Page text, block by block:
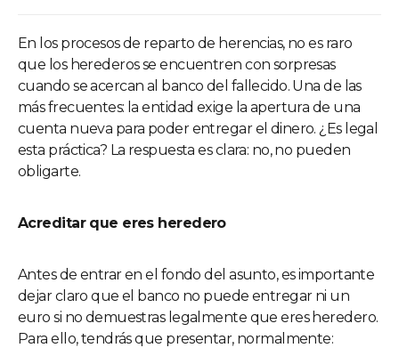
En los procesos de reparto de herencias, no es raro
que los herederos se encuentren con sorpresas
cuando se acercan al banco del fallecido. Una de las
más frecuentes: la entidad exige la apertura de una
cuenta nueva para poder entregar el dinero. ¿Es legal
esta práctica? La respuesta es clara: no, no pueden
obligarte.
Acreditar que eres heredero
Antes de entrar en el fondo del asunto, es importante
dejar claro que el banco no puede entregar ni un
euro si no demuestras legalmente que eres heredero.
Para ello, tendrás que presentar, normalmente: